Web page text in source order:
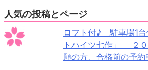
人気の投稿とページ
ロフト付♪ 駐車場1
トハイツ七作」 ２
願の方、合格前の予約